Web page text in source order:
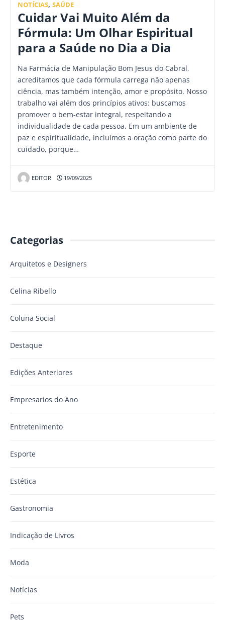
NOTÍCIAS, SAÚDE
Cuidar Vai Muito Além da
Fórmula: Um Olhar Espiritual
para a Saúde no Dia a Dia
Na Farmácia de Manipulação Bom Jesus do Cabral,
acreditamos que cada fórmula carrega não apenas
ciência, mas também intenção, amor e propósito. Nosso
trabalho vai além dos princípios ativos: buscamos
promover o bem-estar integral, respeitando a
individualidade de cada pessoa. Em um ambiente de
paz e espiritualidade, incluímos a oração como parte do
cuidado, porque…
EDITOR 19/09/2025
Categorias
Arquitetos e Designers
Celina Ribello
Coluna Social
Destaque
Edições Anteriores
Empresarios do Ano
Entretenimento
Esporte
Estética
Gastronomia
Indicação de Livros
Moda
Notícias
Pets